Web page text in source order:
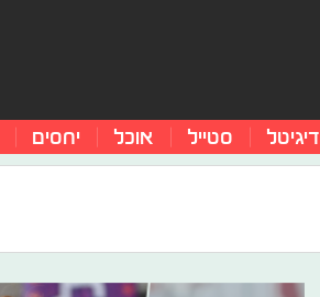
דיגיטל סטייל אוכל יחסים